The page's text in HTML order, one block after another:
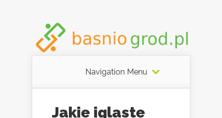
Navigation Menu
Jakie iglaste